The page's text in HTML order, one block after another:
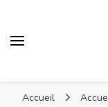
Accueil